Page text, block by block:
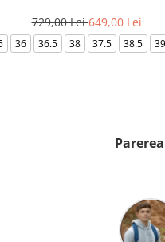
729,00 Lei649,00 Lei
36 36.5 38 37.5 38.5 39